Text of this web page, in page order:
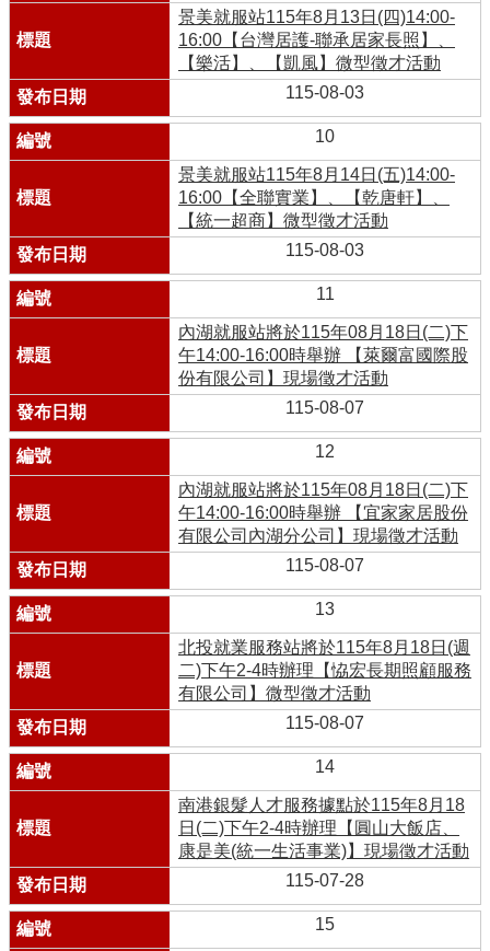
景美就服站115年8月13日(四)14:00-
16:00【台灣居護-聯承居家長照】、
【樂活】、【凱風】微型徵才活動
115-08-03
10
景美就服站115年8月14日(五)14:00-
16:00【全聯實業】、【乾唐軒】、
【統一超商】微型徵才活動
115-08-03
11
內湖就服站將於115年08月18日(二)下
午14:00-16:00時舉辦 【萊爾富國際股
份有限公司】現場徵才活動
115-08-07
12
內湖就服站將於115年08月18日(二)下
午14:00-16:00時舉辦 【宜家家居股份
有限公司內湖分公司】現場徵才活動
115-08-07
13
北投就業服務站將於115年8月18日(週
二)下午2-4時辦理【恊宏長期照顧服務
有限公司】微型徵才活動
115-08-07
14
南港銀髮人才服務據點於115年8月18
日(二)下午2-4時辦理【圓山大飯店、
康是美(統一生活事業)】現場徵才活動
115-07-28
15